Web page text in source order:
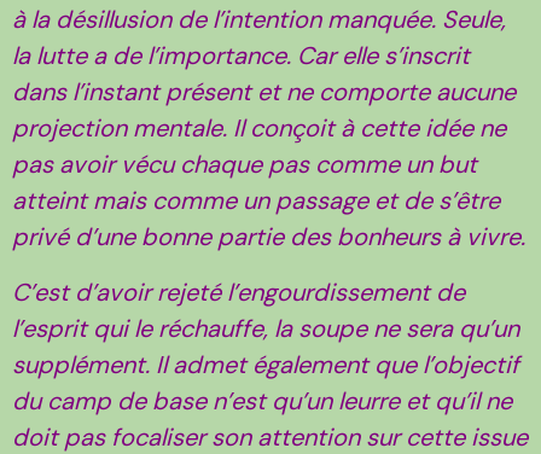
à la désillusion de l’intention manquée. Seule,
la lutte a de l’importance. Car elle s’inscrit
dans l’instant présent et ne comporte aucune
projection mentale. Il conçoit à cette idée ne
pas avoir vécu chaque pas comme un but
atteint mais comme un passage et de s’être
privé d’une bonne partie des bonheurs à vivre.
C’est d’avoir rejeté l’engourdissement de
l’esprit qui le réchauffe, la soupe ne sera qu’un
supplément. Il admet également que l’objectif
du camp de base n’est qu’un leurre et qu’il ne
doit pas focaliser son attention sur cette issue